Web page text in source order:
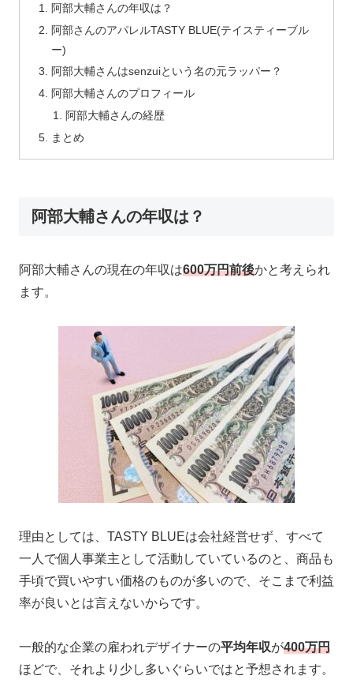
阿部大輔さんの年収は？
阿部さんのアパレルTASTY BLUE(テイスティーブル
ー)
阿部大輔さんはsenzuiという名の元ラッパー？
阿部大輔さんのプロフィール
阿部大輔さんの経歴
まとめ
阿部大輔さんの年収は？
阿部大輔さんの現在の年収は600万円前後かと考えられ
ます。
理由としては、 TASTY BLUEは会社経営せず、すべて
一人で個人事業主として活動していているのと、 商品も
手頃で買いやすい価格のものが多いので、そこまで利益
率が良いとは言えないからです。
一般的な企業の雇われデザイナーの平均年収が400万円
ほどで、それより少し多いぐらいではと予想されます。